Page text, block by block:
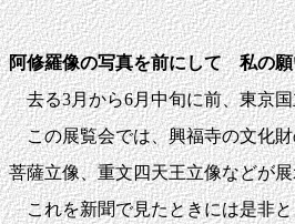
阿修羅像の写真を前にして 私の
去る3月から6月中旬に前、東京国
この展覧会では、興福寺の文化財
菩薩立像、重文四天王立像などが
これを新聞で見たときには是非と